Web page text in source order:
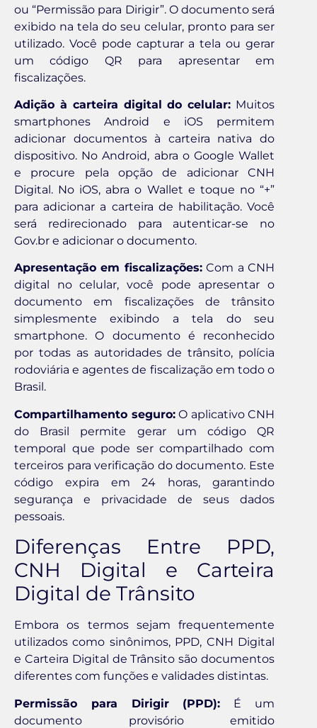
ou “Permissão para Dirigir”. O documento será
exibido na tela do seu celular, pronto para ser
utilizado. Você pode capturar a tela ou gerar
um código QR para apresentar em
fiscalizações.
Adição à carteira digital do celular: Muitos
smartphones Android e iOS permitem
adicionar documentos à carteira nativa do
dispositivo. No Android, abra o Google Wallet
e procure pela opção de adicionar CNH
Digital. No iOS, abra o Wallet e toque no “+”
para adicionar a carteira de habilitação. Você
será redirecionado para autenticar-se no
Gov.br e adicionar o documento.
Apresentação em fiscalizações:Com a CNH
digital no celular, você pode apresentar o
documento em fiscalizações de trânsito
simplesmente exibindo a tela do seu
smartphone. O documento é reconhecido
por todas as autoridades de trânsito, polícia
rodoviária e agentes de fiscalização em todo o
Brasil.
Compartilhamento seguro:O aplicativo CNH
do Brasil permite gerar um código QR
temporal que pode ser compartilhado com
terceiros para verificação do documento. Este
código expira em 24 horas, garantindo
segurança e privacidade de seus dados
pessoais.
Diferenças Entre PPD,
CNH Digital e Carteira
Digital de Trânsito
Embora os termos sejam frequentemente
utilizados como sinônimos, PPD, CNH Digital
e Carteira Digital de Trânsito são documentos
diferentes com funções e validades distintas.
Permissão para Dirigir (PPD): É um
documento provisório emitido